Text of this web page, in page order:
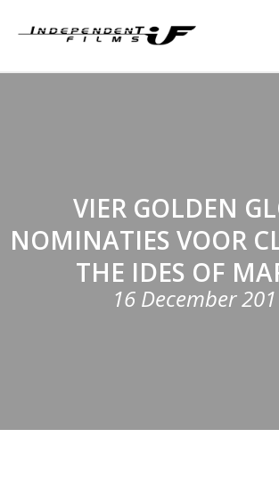
VIER GOLDEN
NOMINATIES VOOR
THE IDES OF
16 December